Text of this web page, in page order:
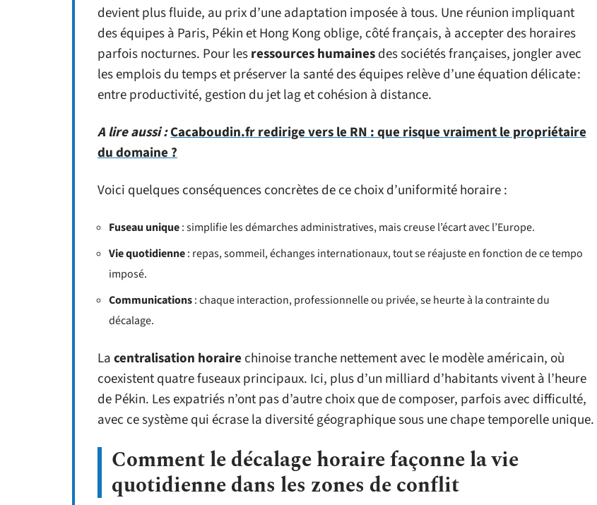
devient plus fluide, au prix d’une adaptation imposée à tous. Une réunion impliquant
des équipes à Paris, Pékin et Hong Kong oblige, côté français, à accepter des horaires
parfois nocturnes. Pour lesressources humainesdes sociétés françaises, jongler avec
les emplois du temps et préserver la santé des équipes relève d’une équation délicate :
entre productivité, gestion du jet lag et cohésion à distance.
A lire aussi :Cacaboudin.fr redirige vers le RN : que risque vraiment le propriétaire
du domaine ?
Voici quelques conséquences concrètes de ce choix d’uniformité horaire :
Fuseau unique: simplifie les démarches administratives, mais creuse l’écart avec l’Europe.
Vie quotidienne: repas, sommeil, échanges internationaux, tout se réajuste en fonction de ce tempo
imposé.
Communications: chaque interaction, professionnelle ou privée, se heurte à la contrainte du
décalage.
Lacentralisation horaire chinoise tranche nettement avec le modèle américain, où
coexistent quatre fuseaux principaux. Ici, plus d’un milliard d’habitants vivent à l’heure
de Pékin. Les expatriés n’ont pas d’autre choix que de composer, parfois avec difficulté,
avec ce système qui écrase la diversité géographique sous une chape temporelle unique.
Comment le décalage horaire façonne la vie
quotidienne dans les zones de conflit